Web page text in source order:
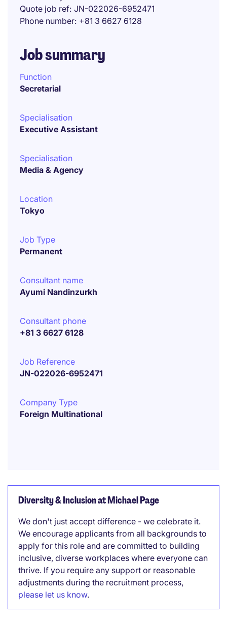
Quote job ref JN-022026-6952471
Phone number +81 3 6627 6128
Job summary
Function
Secretarial
Specialisation
Executive Assistant
Specialisation
Media & Agency
Location
Tokyo
Job Type
Permanent
Consultant name
Ayumi Nandinzurkh
Consultant phone
+81 3 6627 6128
Job Reference
JN-022026-6952471
Company Type
Foreign Multinational
Diversity & Inclusion at Michael Page
We don't just accept difference - we celebrate it.
We encourage applicants from all backgrounds to
apply for this role and are committed to building
inclusive, diverse workplaces where everyone can
thrive. If you require any support or reasonable
adjustments during the recruitment process,
please let us know.